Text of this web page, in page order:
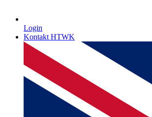
Login
Kontakt HTWK